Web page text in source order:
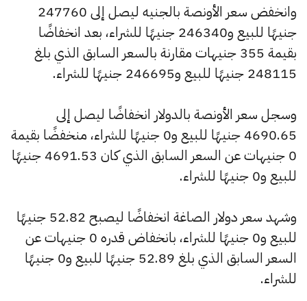
وانخفض سعر الأونصة بالجنيه ليصل إلى 247760
جنيهًا للبيع و246340 جنيهًا للشراء، بعد انخفاضًا
بقيمة 355 جنيهات مقارنة بالسعر السابق الذي بلغ
248115 جنيهًا للبيع و246695 جنيهًا للشراء.
وسجل سعر الأونصة بالدولار انخفاضًا ليصل إلى
4690.65 جنيهًا للبيع و0 جنيهًا للشراء، منخفضًا بقيمة
0 جنيهات عن السعر السابق الذي كان 4691.53 جنيهًا
للبيع و0 جنيهًا للشراء.
وشهد سعر دولار الصاغة انخفاضًا ليصبح 52.82 جنيهًا
للبيع و0 جنيهًا للشراء، بانخفاض قدره 0 جنيهات عن
السعر السابق الذي بلغ 52.89 جنيهًا للبيع و0 جنيهًا
للشراء.